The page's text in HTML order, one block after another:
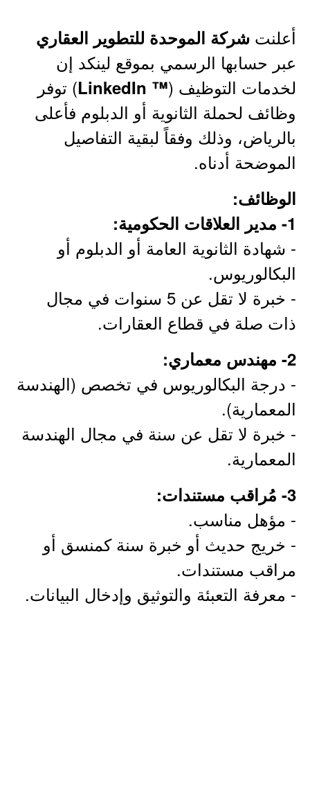
أعلنت شركة الموحدة للتطوير العقاري
عبر حسابها الرسمي بموقع لينكد إن
لخدمات التوظيف (™ LinkedIn
) توفر
وظائف لحملة الثانوية أو الدبلوم فأعلى
بالرياض، وذلك وفقاً لبقية التفاصيل
الموضحة أدناه.
الوظائف:
1- مدير العلاقات الحكومية:
- شهادة الثانوية العامة أو الدبلوم أو
البكالوريوس.
- خبرة لا تقل عن 5 سنوات في مجال
ذات صلة في قطاع العقارات.
2- مهندس معماري:
- درجة البكالوريوس في تخصص (الهندسة
المعمارية).
- خبرة لا تقل عن سنة في مجال الهندسة
المعمارية.
3- مُراقب مستندات:
- مؤهل مناسب.
- خريج حديث أو خبرة سنة كمنسق أو
مراقب مستندات.
- معرفة التعبئة والتوثيق وإدخال البيانات.